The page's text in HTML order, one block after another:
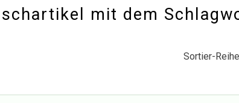
mit dem
Sortier-